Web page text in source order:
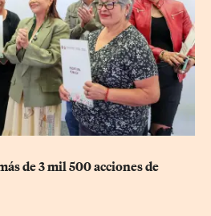
de 3 mil 500 acciones de